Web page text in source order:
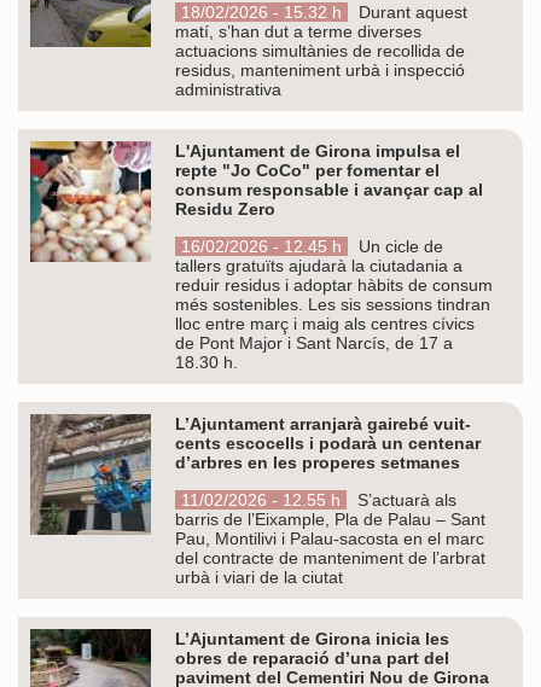
18/02/2026 - 15.32 h
Durant aquest
matí, s’han dut a terme diverses
actuacions simultànies de recollida de
residus, manteniment urbà i inspecció
administrativa
L'Ajuntament de Girona impulsa el
repte "Jo CoCo" per fomentar el
consum responsable i avançar cap al
Residu Zero
16/02/2026 - 12.45 h
Un cicle de
tallers gratuïts ajudarà la ciutadania a
reduir residus i adoptar hàbits de consum
més sostenibles. Les sis sessions tindran
lloc entre març i maig als centres cívics
de Pont Major i Sant Narcís, de 17 a
18.30 h.
L’Ajuntament arranjarà gairebé vuit-
cents escocells i podarà un centenar
d’arbres en les properes setmanes
11/02/2026 - 12.55 h
S’actuarà als
barris de l’Eixample, Pla de Palau – Sant
Pau, Montilivi i Palau-sacosta en el marc
del contracte de manteniment de l’arbrat
urbà i viari de la ciutat
L’Ajuntament de Girona inicia les
obres de reparació d’una part del
paviment del Cementiri Nou de Girona